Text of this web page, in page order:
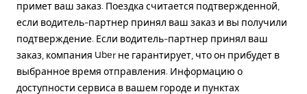
примет ваш заказ. Поездка считается подтвержденной,
если водитель-партнер принял ваш заказ и вы получили
подтверждение. Если водитель-партнер принял ваш
заказ, компания Uber не гарантирует, что он прибудет в
выбранное время отправления. Информацию о
доступности сервиса в вашем городе и пунктах